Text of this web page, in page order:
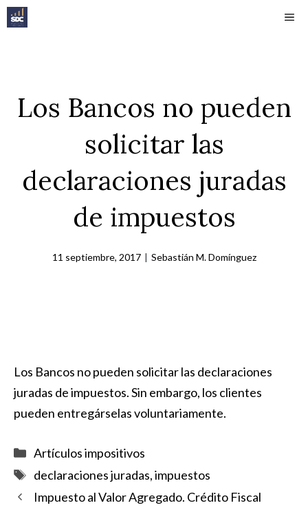
Saltar
al
Los Bancos no pueden
solicitar las
declaraciones juradas
de impuestos
11 septiembre, 2017 | Sebastián M. Domínguez
Los Bancos no pueden solicitar las declaraciones
juradas de impuestos. Sin embargo, los clientes
pueden entregárselas voluntariamente.
Categorías
Artículos impositivos
Etiquetas
declaraciones juradas,impuestos
Impuesto al Valor Agregado. Crédito Fiscal